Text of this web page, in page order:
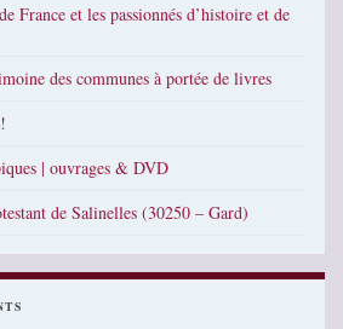
France et les passionnés d’histoire et de
des communes à portée de livres
| ouvrages & DVD
de Salinelles (30250 – Gard)